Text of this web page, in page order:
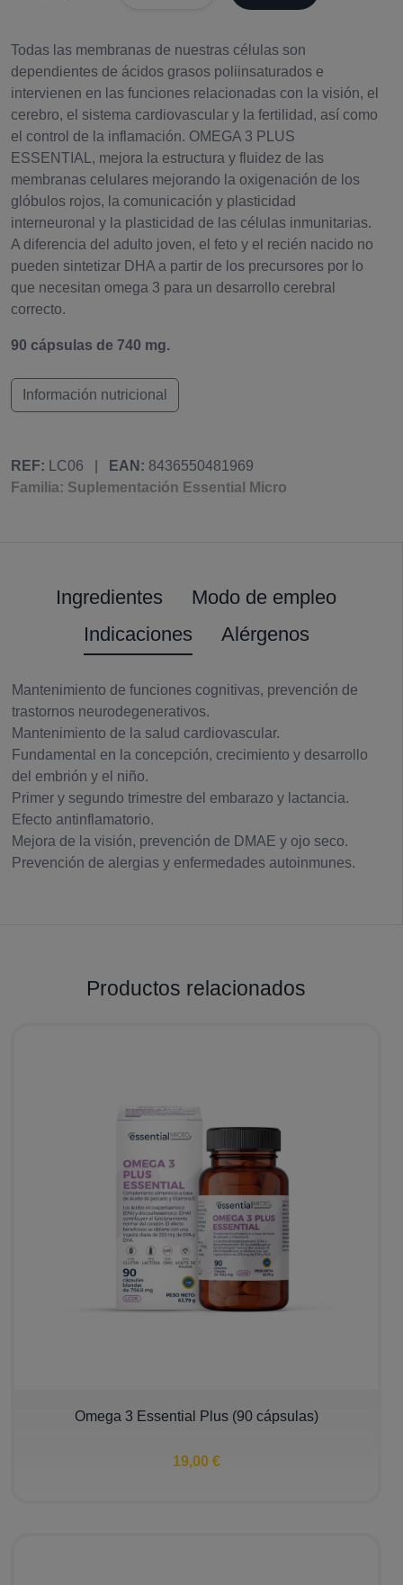
Todas las membranas de nuestras células son
dependientes de ácidos grasos poliinsaturados e
intervienen en las funciones relacionadas con la visión, el
cerebro, el sistema cardiovascular y la fertilidad, así como
el control de la inflamación. OMEGA 3 PLUS
ESSENTIAL, mejora la estructura y fluidez de las
membranas celulares mejorando la oxigenación de los
glóbulos rojos, la comunicación y plasticidad
interneuronal y la plasticidad de las células inmunitarias.
A diferencia del adulto joven, el feto y el recién nacido no
pueden sintetizar DHA a partir de los precursores por lo
que necesitan omega 3 para un desarrollo cerebral
correcto.
90 cápsulas de 740 mg.
Información nutricional
REF: LC06 EAN: 8436550481969
Familia: Suplementación Essential Micro
Ingredientes
Modo de empleo
Indicaciones
Alérgenos
Mantenimiento de funciones cognitivas, prevención de
trastornos neurodegenerativos.
Mantenimiento de la salud cardiovascular.
Fundamental en la concepción, crecimiento y desarrollo
del embrión y el niño.
Primer y segundo trimestre del embarazo y lactancia.
Efecto antinflamatorio.
Mejora de la visión, prevención de DMAE y ojo seco.
Prevención de alergias y enfermedades autoinmunes.
Productos relacionados
Omega 3 Essential Plus (90 cápsulas)
19,00 €